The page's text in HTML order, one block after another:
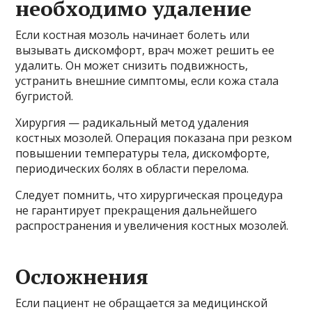
необходимо удаление
Если костная мозоль начинает болеть или
вызывать дискомфорт, врач может решить ее
удалить. Он может снизить подвижность,
устранить внешние симптомы, если кожа стала
бугристой.
Хирургия — радикальный метод удаления
костных мозолей. Операция показана при резком
повышении температуры тела, дискомфорте,
периодических болях в области перелома.
Следует помнить, что хирургическая процедура
не гарантирует прекращения дальнейшего
распространения и увеличения костных мозолей.
Осложнения
Если пациент не обращается за медицинской